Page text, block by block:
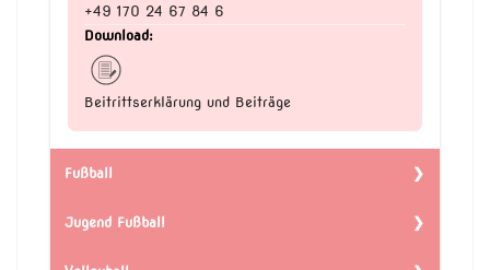
+49 170 24 67 84 6
Download:
Beitrittserklärung und Beiträge
Fußball
Ansprechpartner:
Jugend Fußball